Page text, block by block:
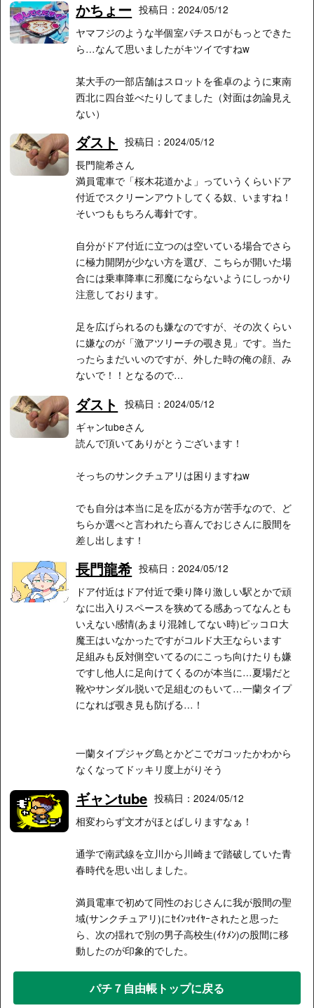
かちょー 投稿日：2024/05/12
ヤマフジのような半個室パチスロがもっとできた
ら…なんて思いましたがキツイですねw
某大手の一部店舗はスロットを雀卓のように東南
西北に四台並べたりしてました（対面は勿論見え
ない）
ダスト
投稿日：2024/05/12
長門龍希さん
満員電車で「桜木花道かよ」っていうくらいドア
付近でスクリーンアウトしてくる奴、いますね！
そいつももちろん毒針です。
自分がドア付近に立つのは空いている場合でさら
に極力開閉が少ない方を選び、こちらが開いた場
合には乗車降車に邪魔にならないようにしっかり
注意しております。
足を広げられるのも嫌なのですが、その次くらい
に嫌なのが「激アツリーチの覗き見」です。当た
ったらまだいいのですが、外した時の俺の顔、み
ないで！！となるので…
ダスト
投稿日：2024/05/12
ギャンtubeさん
読んで頂いてありがとうございます！
そっちのサンクチュアリは困りますねw
でも自分は本当に足を広がる方が苦手なので、ど
ちらか選べと言われたら喜んでおじさんに股間を
差し出します！
長門龍希 投稿日：2024/05/12
ドア付近はドア付近で乗り降り激しい駅とかで頑
なに出入りスペースを狭めてる感あってなんとも
いえない感情(あまり混雑してない時)ピッコロ大
魔王はいなかったですがコルド大王ならいます
足組みも反対側空いてるのにこっち向けたりも嫌
ですし他人に足向けてくるのが本当に…夏場だと
靴やサンダル脱いで足組むのもいて…一蘭タイプ
になれば覗き見も防げる…！
一蘭タイプジャグ島とかどこでガコッたかわから
なくなってドッキリ度上がりそう
ギャンtube 投稿日：2024/05/12
相変わらず文才がほとばしりますなぁ！
通学で南武線を立川から川崎まで踏破していた青
春時代を思い出しました。
満員電車で初めて同性のおじさんに我が股間の聖
域(サンクチュアリ)にｾｲﾝｯｾｲﾔｰされたと思った
ら、次の揺れで別の男子高校生(ｲｹﾒﾝ)の股間に移
動したのが印象的でした。
パチ７自由帳トップに戻る